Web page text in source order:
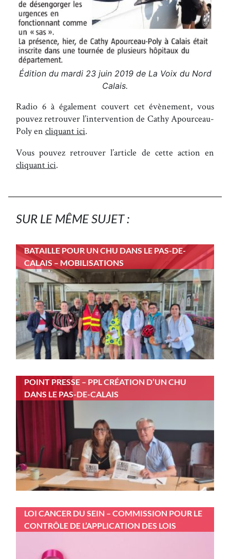
Édition du mardi 23 juin 2019 de La Voix du Nord
Calais.
Radio 6 à également couvert cet évènement, vous
pouvez retrouver l’intervention de Cathy Apourceau-
Poly en cliquant ici.
Vous pouvez retrouver l’article de cette action en
cliquant ici.
SUR LE MÊME SUJET :
BATAILLE POUR UN CHU DANS LE PAS-DE-
CALAIS – MOBILISATIONS
POINT PRESSE – PPL CRÉATION D’UN CHU
DANS LE PAS-DE-CALAIS
LOI CANCER DU SEIN – COMMISSION POUR LE
CONTRÔLE DE L’APPLICATION DES LOIS